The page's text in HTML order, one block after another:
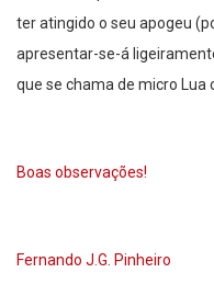
ter atingido o seu apogeu
apresentar-se-á
que se chama de micro Lua
Boas observações!
Fernando J.G. Pinheiro